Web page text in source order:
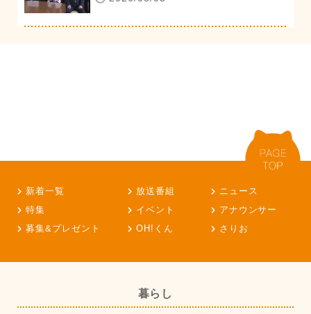
新着一覧 放送番組
ニュース
特集
イベント
アナウンサー
募集&プレゼント
OH!くん さりお
暮らし